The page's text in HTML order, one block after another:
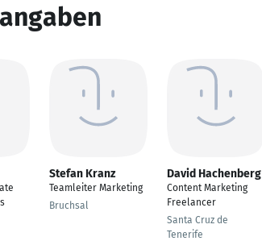
Stefan Kranz
Teamleiter Marketing
Bruchsal
David Hachenberg
Content Marketing
Freelancer
Santa Cruz de
Tenerife